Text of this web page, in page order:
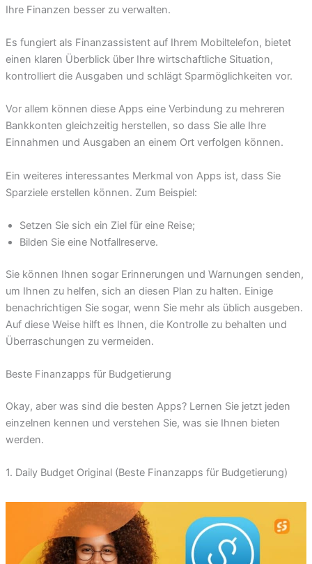
Ihre Finanzen besser zu verwalten.
Es fungiert als Finanzassistent auf Ihrem Mobiltelefon, bietet
einen klaren Überblick über Ihre wirtschaftliche Situation,
kontrolliert die Ausgaben und schlägt Sparmöglichkeiten vor.
Vor allem können diese Apps eine Verbindung zu mehreren
Bankkonten gleichzeitig herstellen, so dass Sie alle Ihre
Einnahmen und Ausgaben an einem Ort verfolgen können.
Ein weiteres interessantes Merkmal von Apps ist, dass Sie
Sparziele erstellen können. Zum Beispiel:
Setzen Sie sich ein Ziel für eine Reise;
Bilden Sie eine Notfallreserve.
Sie können Ihnen sogar Erinnerungen und Warnungen senden,
um Ihnen zu helfen, sich an diesen Plan zu halten. Einige
benachrichtigen Sie sogar, wenn Sie mehr als üblich ausgeben.
Auf diese Weise hilft es Ihnen, die Kontrolle zu behalten und
Überraschungen zu vermeiden.
Beste Finanzapps für Budgetierung
Okay, aber was sind die besten Apps? Lernen Sie jetzt jeden
einzelnen kennen und verstehen Sie, was sie Ihnen bieten
werden.
1. Daily Budget Original (Beste Finanzapps für Budgetierung)